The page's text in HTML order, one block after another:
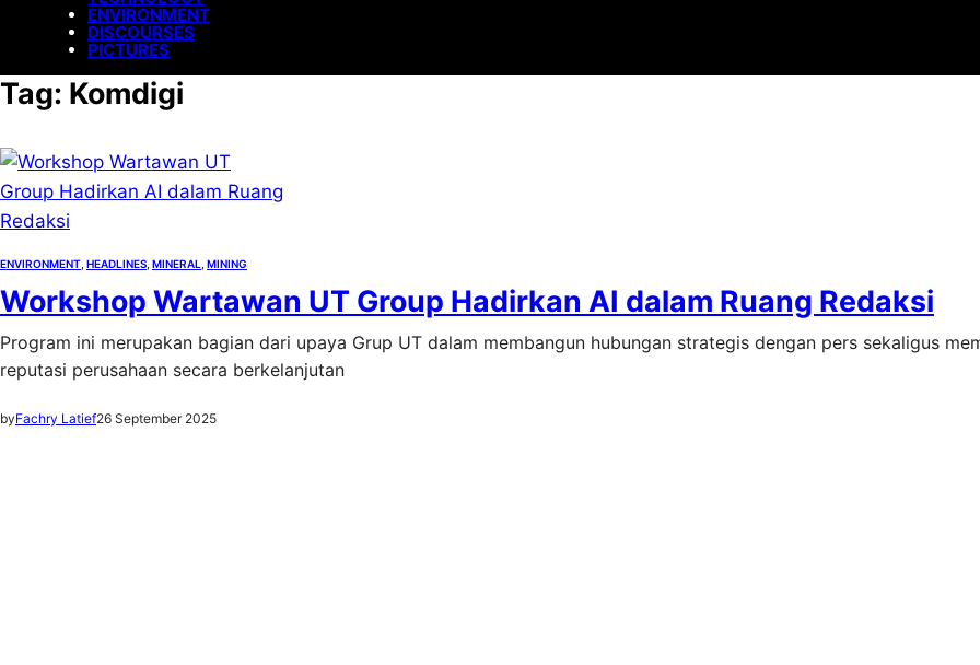
ENVIRONMENT
DISCOURSES
PICTURES
Tag: Komdigi
ENVIRONMENT HEADLINES MINERAL MINING
Workshop Wartawan UT Group Hadirkan AI dalam Ruang Redaksi
Program ini merupakan bagian dari upaya Grup UT dalam membangun hubungan strategis dengan pers sekaligus
reputasi perusahaan secara berkelanjutan
byFachry Latief26 September 2025